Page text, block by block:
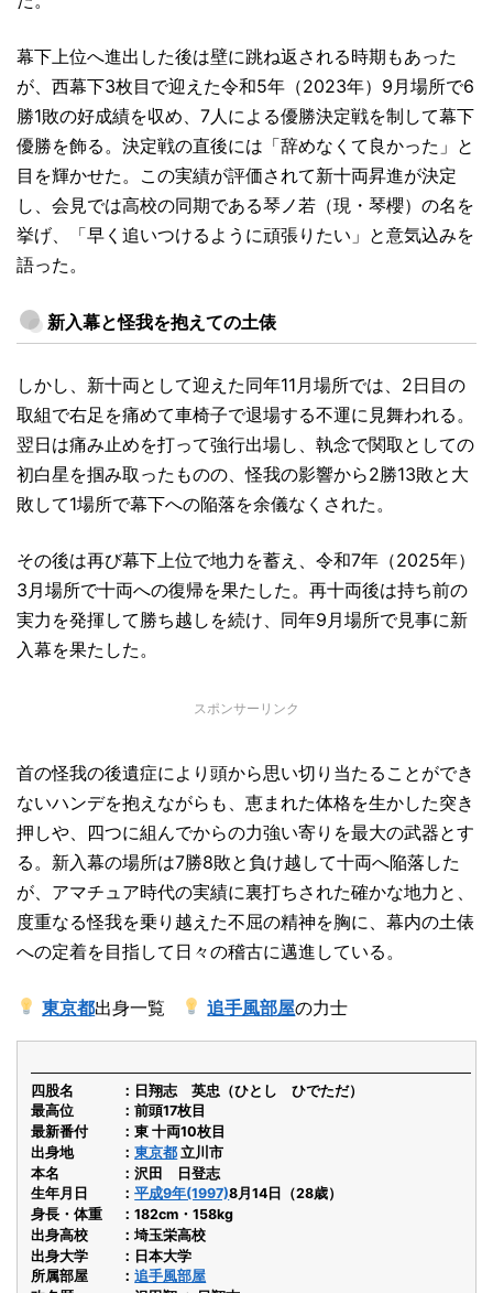
幕下上位へ進出した後は壁に跳ね返される時期もあった
が、西幕下3枚目で迎えた令和5年（2023年）9月場所で6
勝1敗の好成績を収め、7人による優勝決定戦を制して幕下
優勝を飾る。決定戦の直後には「辞めなくて良かった」と
目を輝かせた。この実績が評価されて新十両昇進が決定
し、会見では高校の同期である琴ノ若（現・琴櫻）の名を
挙げ、「早く追いつけるように頑張りたい」と意気込みを
語った。
新入幕と怪我を抱えての土俵
しかし、新十両として迎えた同年11月場所では、2日目の
取組で右足を痛めて車椅子で退場する不運に見舞われる。
翌日は痛み止めを打って強行出場し、執念で関取としての
初白星を掴み取ったものの、怪我の影響から2勝13敗と大
敗して1場所で幕下への陥落を余儀なくされた。
その後は再び幕下上位で地力を蓄え、令和7年（2025年）
3月場所で十両への復帰を果たした。再十両後は持ち前の
実力を発揮して勝ち越しを続け、同年9月場所で見事に新
入幕を果たした。
スポンサーリンク
首の怪我の後遺症により頭から思い切り当たることができ
ないハンデを抱えながらも、恵まれた体格を生かした突き
押しや、四つに組んでからの力強い寄りを最大の武器とす
る。新入幕の場所は7勝8敗と負け越して十両へ陥落した
が、アマチュア時代の実績に裏打ちされた確かな地力と、
度重なる怪我を乗り越えた不屈の精神を胸に、幕内の土俵
への定着を目指して日々の稽古に邁進している。
東京都出身一覧 追手風部屋の力士
四股名
日翔志 英忠（ひとし ひでただ）
最高位
前頭17枚目
最新番付
東 十両10枚目
出身地
東京都 立川市
本名
沢田 日登志
生年月日
平成9年(1997)8月14日（28歳）
身長・体重
182cm・158kg
出身高校
埼玉栄高校
出身大学
日本大学
所属部屋
追手風部屋